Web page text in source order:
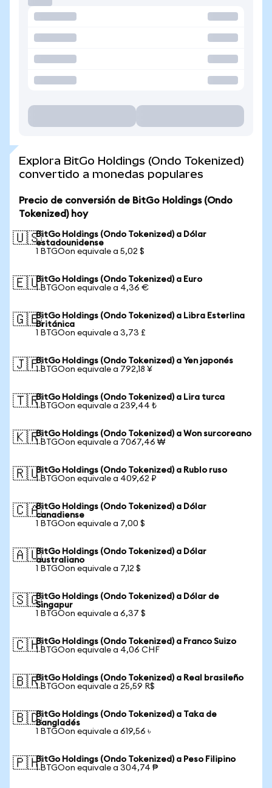
Explora BitGo Holdings (Ondo Tokenized)
convertido a monedas populares
Precio de conversión de BitGo Holdings (Ondo
Tokenized) hoy
🇺🇸BitGo Holdings (Ondo Tokenized) a Dólar
estadounidense
1 BTGOon equivale a 5,02 $
🇪🇺BitGo Holdings (Ondo Tokenized) a Euro
1 BTGOon equivale a 4,36 €
🇬🇧BitGo Holdings (Ondo Tokenized) a Libra Esterlina
Británica
1 BTGOon equivale a 3,73 £
🇯🇵BitGo Holdings (Ondo Tokenized) a Yen japonés
1 BTGOon equivale a 792,18 ¥
🇹🇷BitGo Holdings (Ondo Tokenized) a Lira turca
1 BTGOon equivale a 239,44 ₺
🇰🇷BitGo Holdings (Ondo Tokenized) a Won surcoreano
1 BTGOon equivale a 7067,46 ₩
🇷🇺BitGo Holdings (Ondo Tokenized) a Rublo ruso
1 BTGOon equivale a 409,62 ₽
🇨🇦BitGo Holdings (Ondo Tokenized) a Dólar
canadiense
1 BTGOon equivale a 7,00 $
🇦🇺BitGo Holdings (Ondo Tokenized) a Dólar
australiano
1 BTGOon equivale a 7,12 $
🇸🇬BitGo Holdings (Ondo Tokenized) a Dólar de
Singapur
1 BTGOon equivale a 6,37 $
🇨🇭BitGo Holdings (Ondo Tokenized) a Franco Suizo
1 BTGOon equivale a 4,06 CHF
🇧🇷BitGo Holdings (Ondo Tokenized) a Real brasileño
1 BTGOon equivale a 25,59 R$
🇧🇩BitGo Holdings (Ondo Tokenized) a Taka de
Bangladés
1 BTGOon equivale a 619,56 ৳
🇵🇭BitGo Holdings (Ondo Tokenized) a Peso Filipino
1 BTGOon equivale a 304,74 ₱